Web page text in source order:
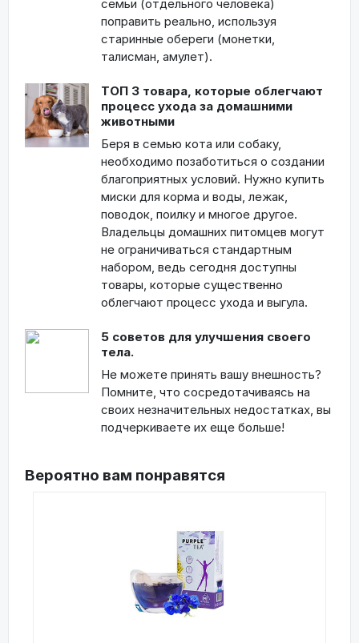
семьи (отдельного человека)
поправить реально, используя
старинные обереги (монетки,
талисман, амулет).
ТОП 3 товара, которые облегчают
процесс ухода за домашними
животными
Беря в семью кота или собаку,
необходимо позаботиться о создании
благоприятных условий. Нужно купить
миски для корма и воды, лежак,
поводок, поилку и многое другое.
Владельцы домашних питомцев могут
не ограничиваться стандартным
набором, ведь сегодня доступны
товары, которые существенно
облегчают процесс ухода и выгула.
5 советов для улучшения своего
тела.
Не можете принять вашу внешность?
Помните, что сосредотачиваясь на
своих незначительных недостатках, вы
подчеркиваете их еще больше!
Вероятно вам понравятся